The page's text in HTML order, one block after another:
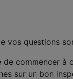
vos questions
de commencer à
sur un bon